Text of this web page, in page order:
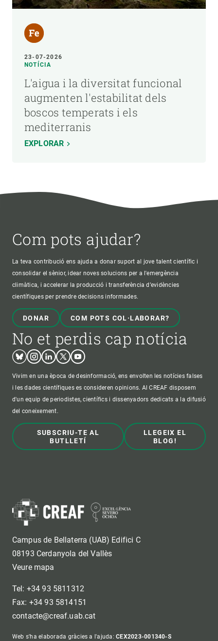
23-07-2026
NOTÍCIA
L'aigua i la diversitat funcional
augmenten l'estabilitat dels
boscos temperats i els
mediterranis
EXPLORAR
Com pots ajudar?
La teva contribució ens ajuda a donar suport al jove talent científic i
consolidar el sènior, idear noves solucions per a l'emergència
climàtica, i accelerar la producció i transferència d’evidències
científiques per prendre decisions informades.
DONAR COM POTS COL·LABORAR?
No et perdis cap notícia
BlueskyInstagram
LinkedinTwitterYoutube
Vivim en una època de desinformació, ens envolten les notícies falses
i les dades científiques es consideren opinions. Al CREAF disposem
d'un equip de periodistes, científics i dissenyadors dedicats a la difusió
del coneixement.
SUBSCRIU-TE AL
BUTLLETÍ
LLEGEIX EL
BLOG!
Campus de Bellaterra (UAB) Edifici C
08193 Cerdanyola del Vallès
Veure mapa
Tel: +34 93 5811312
Fax: +34 93 5814151
contacte@creaf.uab.cat
Web s'ha elaborada gràcies a l'ajuda:CEX2023-001340-S